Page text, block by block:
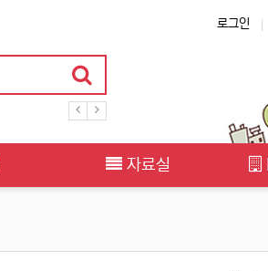
로그인
자료실